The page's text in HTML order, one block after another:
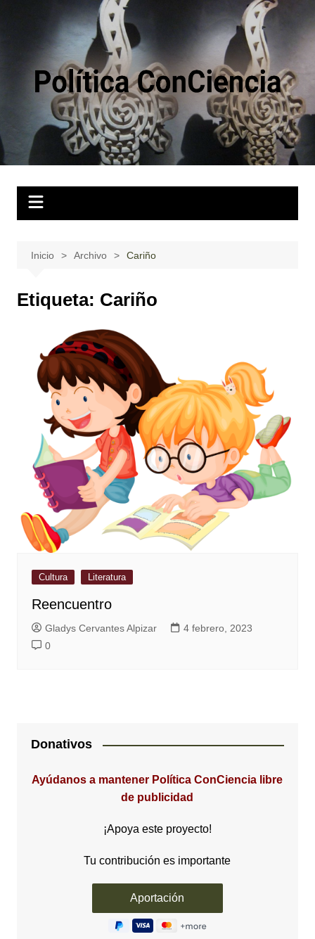
Inicio Archivo Cariño
Etiqueta: Cariño
Cultura Literatura
Reencuentro
Gladys Cervantes Alpizar
4 febrero, 2023
0
Donativos
Ayúdanos a mantener Política ConCiencia libre
de publicidad
¡Apoya este proyecto!
Tu contribución es importante